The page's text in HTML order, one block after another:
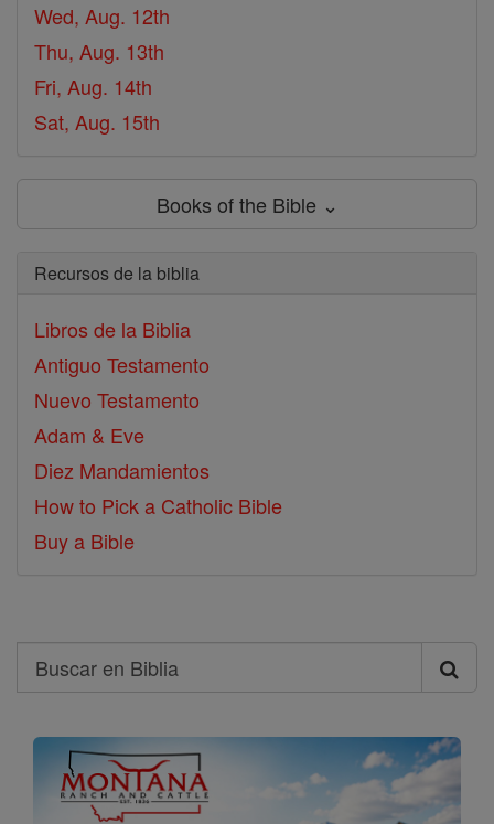
Wed, Aug. 12th
Thu, Aug. 13th
Fri, Aug. 14th
Sat, Aug. 15th
Books of the Bible ⌄
Recursos de la biblia
Libros de la Biblia
Antiguo Testamento
Nuevo Testamento
Adam & Eve
Diez Mandamientos
How to Pick a Catholic Bible
Buy a Bible
Search
Buscar
en
Biblia